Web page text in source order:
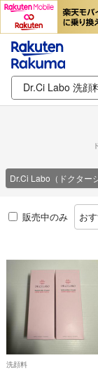
Dr.Ci Labo（ドクター
販売中のみ お
洗顔料